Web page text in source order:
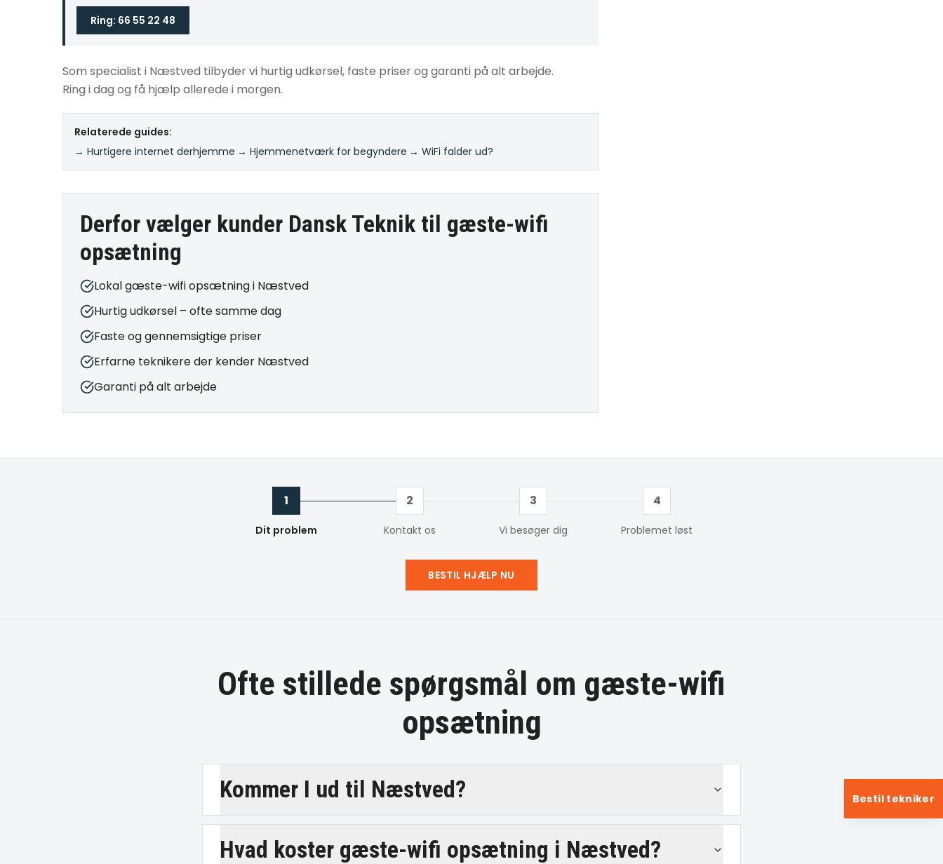
Ring: 66 55 22 48
Som specialist i Næstved tilbyder vi hurtig udkørsel, faste priser og garanti på alt arbejde.
Ring i dag og få hjælp allerede i morgen.
Relaterede guides:
→ Hurtigere internet derhjemme → Hjemmenetværk for begyndere → WiFi falder ud?
Derfor vælger kunder Dansk Teknik til gæste-wifi
opsætning
Lokal gæste-wifi opsætning i Næstved
Hurtig udkørsel – ofte samme dag
Faste og gennemsigtige priser
Erfarne teknikere der kender Næstved
Garanti på alt arbejde
1
Dit problem
2
Kontakt os
3
Vi besøger dig
4
Problemet løst
BESTIL HJÆLP NU
Ofte stillede spørgsmål om gæste-wifi
opsætning
Kommer I ud til Næstved?
Hvad koster gæste-wifi opsætning i Næstved?
Bestil tekniker